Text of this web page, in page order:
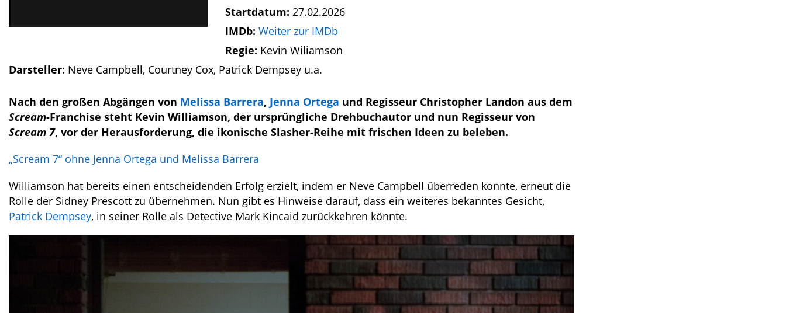
Startdatum: 27.02.2026
IMDb: Weiter zur IMDb
Regie: Kevin Wiliamson
Darsteller: Neve Campbell, Courtney Cox, Patrick Dempsey u.a.
Nach den großen Abgängen von Melissa Barrera, Jenna Ortega und Regisseur Christopher Landon aus dem
Scream-Franchise steht Kevin Williamson, der ursprüngliche Drehbuchautor und nun Regisseur von
Scream 7, vor der Herausforderung, die ikonische Slasher-Reihe mit frischen Ideen zu beleben.
„Scream 7“ ohne Jenna Ortega und Melissa Barrera
Williamson hat bereits einen entscheidenden Erfolg erzielt, indem er Neve Campbell überreden konnte, erneut die
Rolle der Sidney Prescott zu übernehmen. Nun gibt es Hinweise darauf, dass ein weiteres bekanntes Gesicht,
Patrick Dempsey, in seiner Rolle als Detective Mark Kincaid zurückkehren könnte.